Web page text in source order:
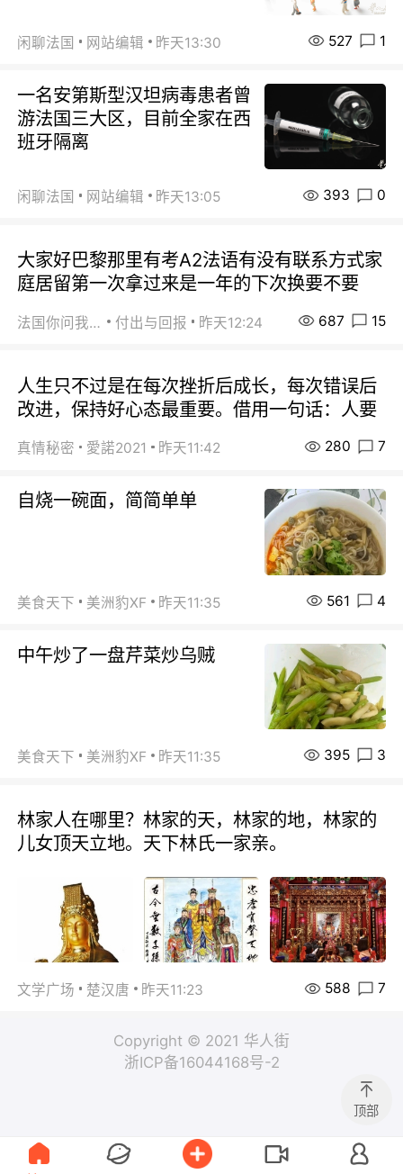
闲聊法国 网站编辑 昨天13:30 527 1
一名安第斯型汉坦病毒患者曾
游法国三大区，目前全家在西
班牙隔离
闲聊法国 网站编辑 昨天13:05 393 0
大家好巴黎那里有考A2法语有没有联系方式家
庭居留第一次拿过来是一年的下次换要不要
法国你问我答 付出与回报 昨天12:24 687 15
人生只不过是在每次挫折后成长，每次错误后
改进，保持好心态最重要。借用一句话：人要
真情秘密 愛諾2021 昨天11:42 280 7
自烧一碗面，简简单单
美食天下 美洲豹XF 昨天11:35 561 4
中午炒了一盘芹菜炒乌贼
美食天下 美洲豹XF 昨天11:35 395 3
林家人在哪里？林家的天，林家的地，林家的
儿女顶天立地。天下林氏一家亲。
文学广场 楚汉唐 昨天11:23 588 7
Copyright © 2021 华人街
浙ICP备16044168号-2
顶部